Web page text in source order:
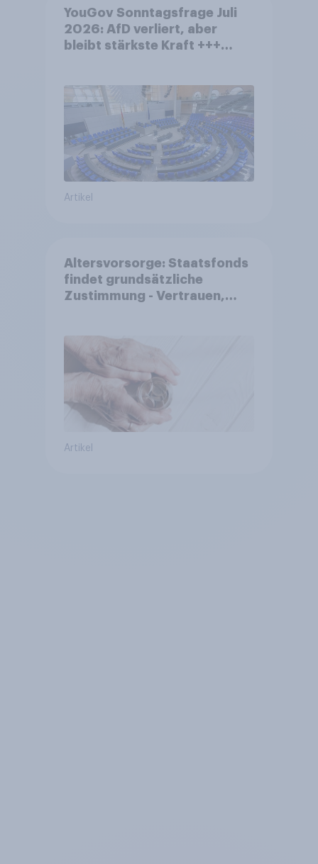
YouGov Sonntagsfrage Juli
2026: AfD verliert, aber
bleibt stärkste Kraft +++
Artikel
Altersvorsorge: Staatsfonds
findet grundsätzliche
Zustimmung - Vertrauen,
Akzeptanz
Artikel